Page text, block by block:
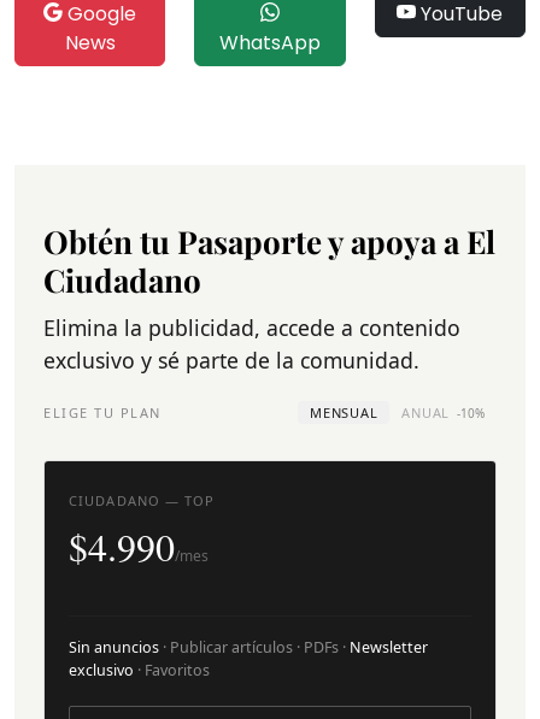
Google
News
WhatsApp
YouTube
Obtén tu Pasaporte y apoya a El
Ciudadano
Elimina la publicidad, accede a contenido
exclusivo y sé parte de la comunidad.
ELIGE TU PLAN MENSUAL ANUAL -10%
CIUDADANO — TOP
$4.990/mes
Sin anuncios · Publicar artículos · PDFs · Newsletter
exclusivo · Favoritos